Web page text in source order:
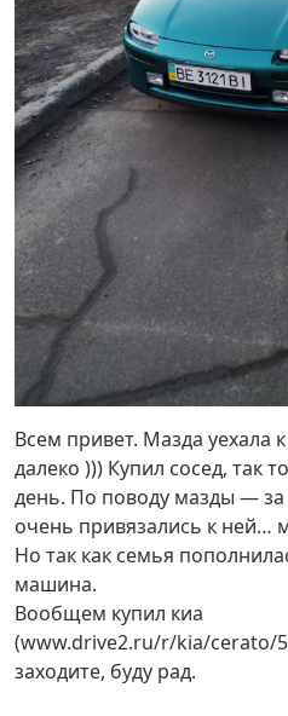
Всем привет. Мазда уехала
далеко ))) Купил сосед, так
день. По поводу мазды — за
очень привязались к ней…
Но так как семья
машина.
Вообщем купил киа
(www.drive2.ru/r/kia/cerato/
заходите, буду рад.